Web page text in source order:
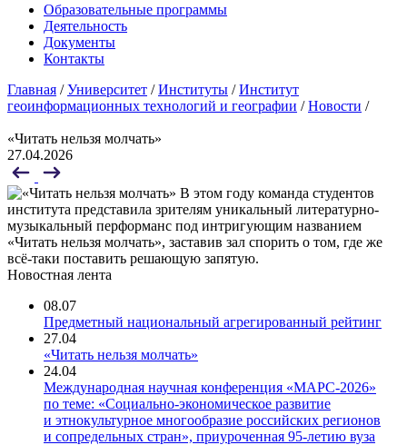
Образовательные программы
Деятельность
Документы
Контакты
Главная /Университет /Институты /Институт
геоинформационных технологий и географии /Новости /
«Читать нельзя молчать»
27.04.2026
В этом году команда студентов
института представила зрителям уникальный литературно-
музыкальный перформанс под интригующим названием
«Читать нельзя молчать», заставив зал спорить о том, где же
всё-таки поставить решающую запятую.
Новостная лента
08.07
Предметный национальный агрегированный рейтинг
27.04
«Читать нельзя молчать»
24.04
Международная научная конференция «МАРС-2026»
по теме: «Социально-экономическое развитие
и этнокультурное многообразие российских регионов
и сопредельных стран», приуроченная 95-летию вуза